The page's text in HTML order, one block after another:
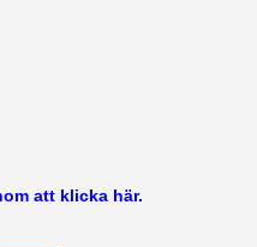
att klicka här.